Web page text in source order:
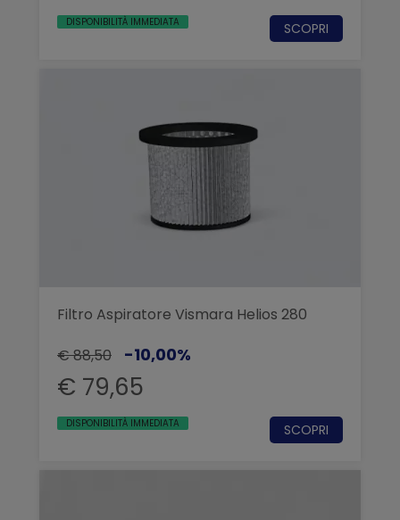
DISPONIBILITÀ IMMEDIATA SCOPRI
Filtro Aspiratore Vismara Helios 280
€ 88,50
-10,00%
€ 79,65
DISPONIBILITÀ IMMEDIATA SCOPRI